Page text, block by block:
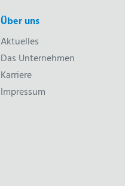
Über uns
Aktuelles
Das Unternehmen
Karriere
Impressum